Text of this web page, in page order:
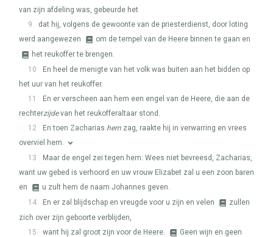
van zijn afdeling was, gebeurde het
9
dat hij, volgens de gewoonte van de priesterdienst, door loting
werd aangewezen
om de tempel van de Heere binnen te gaan en
het reukoffer te brengen.
10
En heel de menigte van het volk was buiten aan het bidden op
het uur van het reukoffer.
11
En er verscheen aan hem een engel van de Heere, die aan de
rechterzijdevan het reukofferaltaar stond.
12
En toen Zacharias hem zag, raakte hij in verwarring en vrees
overviel hem.
13
Maar de engel zei tegen hem: Wees niet bevreesd, Zacharias,
want uw gebed is verhoord en uw vrouw Elizabet zal u een zoon baren
en
u zult hem de naam Johannes geven.
14
En er zal blijdschap en vreugde voor u zijn en velen
zullen
zich over zijn geboorte verblijden,
15
want hij zal groot zijn voor de Heere.
Geen wijn en geen